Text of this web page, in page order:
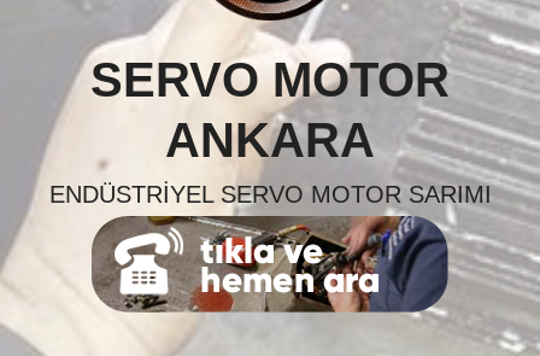
SERVO MOTOR
ANKARA
ENDÜSTRIYEL SERVO MOTOR SARIMI